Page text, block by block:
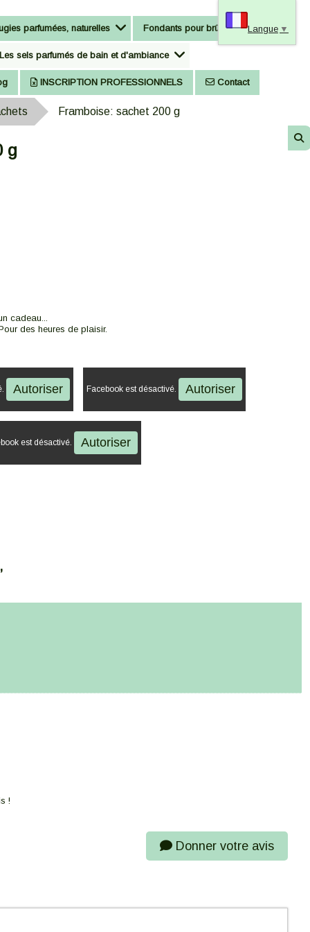
parfumées, naturelles Fondants pour brûle-parfum
Les sels parfumés de bain et d'ambiance
INSCRIPTION PROFESSIONNELS Contact
Framboise: sachet 200 g
g
cadeau...
des heures de plaisir.
Autoriser Facebook est désactivé. Autoriser
est désactivé. Autoriser
!
Donner votre avis
Langue ▼